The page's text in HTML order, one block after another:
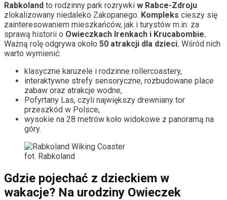
Rabkoland to rodzinny park rozrywki w Rabce-Zdroju
zlokalizowany niedaleko Zakopanego. Kompleks cieszy się
zainteresowaniem mieszkańców, jak i turystów m.in. za
sprawą historii o Owieczkach Irenkach i Krucabombie.
Ważną rolę odgrywa około 50 atrakcji dla dzieci. Wśród nich
warto wymienić:
klasyczne karuzele i rodzinne rollercoastery,
interaktywne strefy sensoryczne, rozbudowane place
zabaw oraz atrakcje wodne,
Pofyrtany Las, czyli największy drewniany tor
przeszkód w Polsce,
wysokie na 28 metrów koło widokowe z panoramą na
góry.
fot. Rabkoland
Gdzie pojechać z dzieckiem w
wakacje? Na urodziny Owieczek